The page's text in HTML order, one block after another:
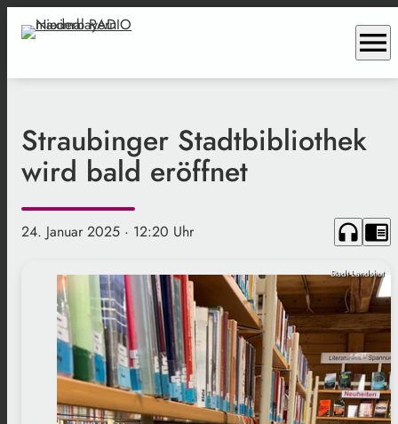
menu
Straubinger Stadtbibliothek
wird bald eröffnet
24. Januar 2025 · 12:20 Uhr headphones chrome_reader_mode
Stadt Landshut